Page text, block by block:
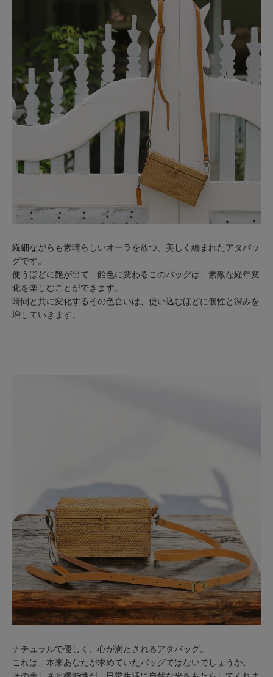
繊細ながらも素晴らしいオーラを放つ、美しく編まれたアタバッ
グです。
使うほどに艶が出て、飴色に変わるこのバッグは、素敵な経年変
化を楽しむことができます。
時間と共に変化するその色合いは、使い込むほどに個性と深みを
増していきます。
ナチュラルで優しく、心が満たされるアタバッグ。
これは、本来あなたが求めていたバッグではないでしょうか。